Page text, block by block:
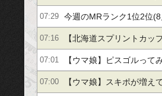
07:29 今週のMRランク1位2位
07:16 【北海道スプリントカッ
におすすめしたい3頭+穴
07:01 【ウマ娘】ピスゴルって
定だから興奮するよね
07:00 【ウマ娘】スキポが増え